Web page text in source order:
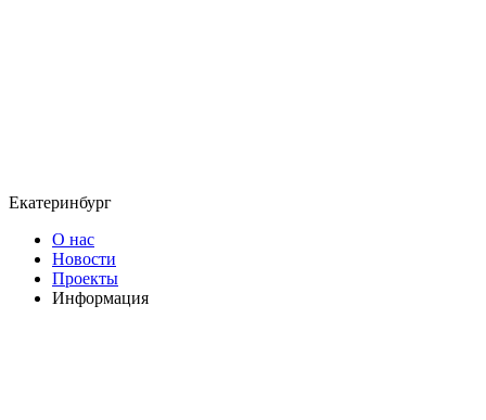
Екатеринбург
О нас
Новости
Проекты
Информация